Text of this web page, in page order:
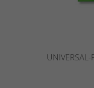
UNIVERSAL-